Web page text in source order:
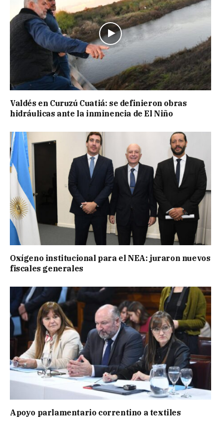
Valdés en Curuzú Cuatiá: se definieron obras
hidráulicas ante la inminencia de El Niño
Oxígeno institucional para el NEA: juraron nuevos
fiscales generales
Apoyo parlamentario correntino a textiles